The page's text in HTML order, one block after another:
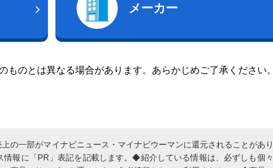
メーカー
のとは異なる場合があります。あらかじめご了承ください。
の一部がマイナビニュース・マイナビウーマンに還元されることがあ
報に「PR」表記を記載します。◆紹介している情報は、必ずしも個